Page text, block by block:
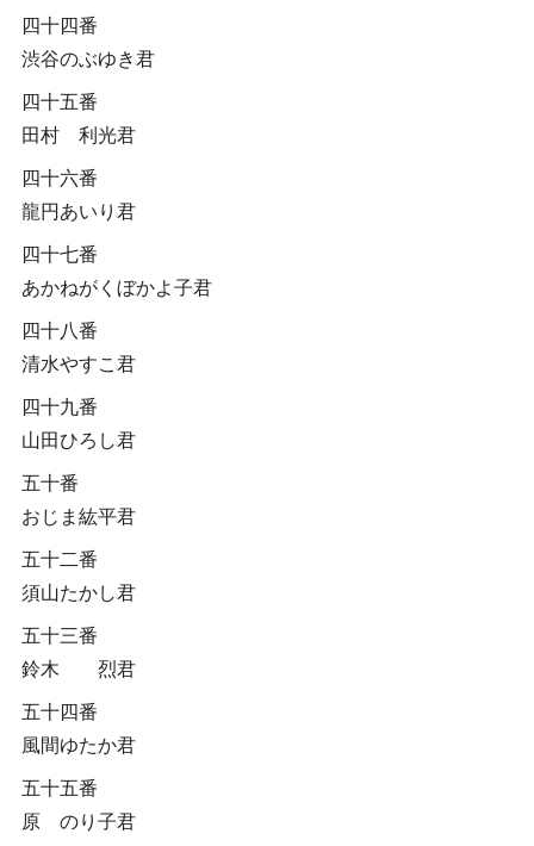
四十四番
渋谷のぶゆき君
四十五番
田村 利光君
四十六番
龍円あいり君
四十七番
あかねがくぼかよ子君
四十八番
清水やすこ君
四十九番
山田ひろし君
五十番
おじま紘平君
五十二番
須山たかし君
五十三番
鈴木 烈君
五十四番
風間ゆたか君
五十五番
原 のり子君